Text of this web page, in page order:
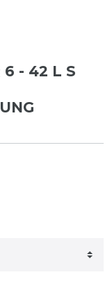
6 - 42 L S